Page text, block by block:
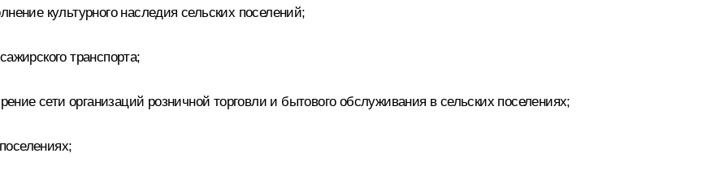
культурного наследия сельских поселений;
транспорта;
сети организаций розничной торговли и бытового обслуживания в сельских поселениях;